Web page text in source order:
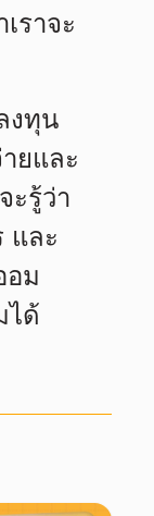
ราจะ
งทุน
ยและ
ะรู้ว่า
และ
อม
ได้